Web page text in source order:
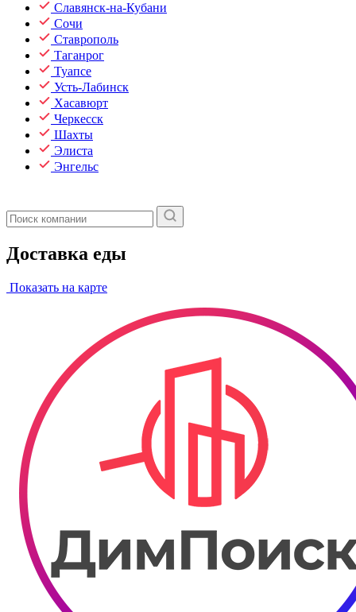
Славянск-на-Кубани
Сочи
Ставрополь
Таганрог
Туапсе
Усть-Лабинск
Хасавюрт
Черкесск
Шахты
Элиста
Энгельс
Доставка еды
Показать на карте